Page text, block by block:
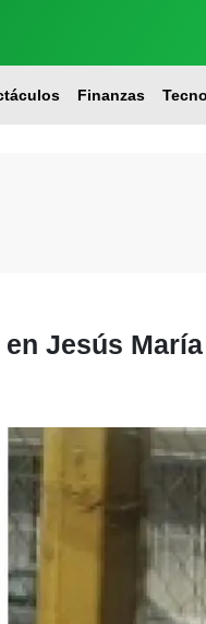
Finanzas
Jesús María